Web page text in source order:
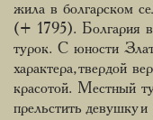
жила в болгарском
(+ 1795). Болгария в
турок. С юности
характера, твердой
красотой. Местный
прельстить девушку